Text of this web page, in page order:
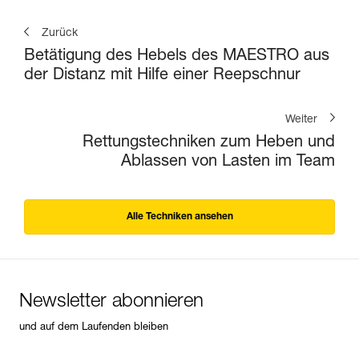
Zurück
Betätigung des Hebels des MAESTRO aus
der Distanz mit Hilfe einer Reepschnur
Weiter
Rettungstechniken zum Heben und
Ablassen von Lasten im Team
Alle Techniken ansehen
Newsletter abonnieren
und auf dem Laufenden bleiben